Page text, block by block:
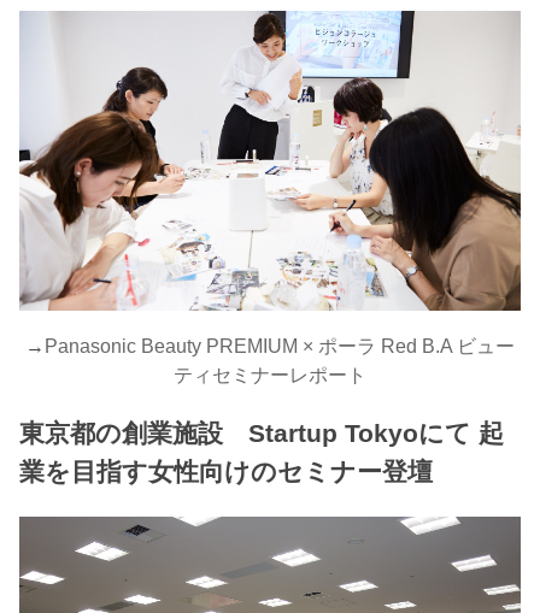
→ Panasonic Beauty PREMIUM × ポーラ Red B.A ビュー
ティセミナーレポート
東京都の創業施設 Startup Tokyoにて 起
業を目指す女性向けのセミナー登壇